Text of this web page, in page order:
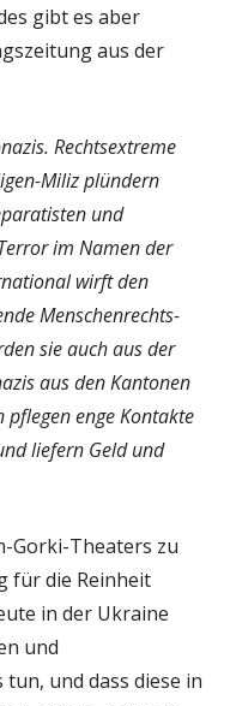
gibt es aber
aus der
Rechtsextreme
Miliz plündern
und
im Namen der
wirft den
Menschenrechts-
sie auch aus der
aus den Kantonen
pflegen enge Kontakte
liefern Geld und
Gorki-Theaters zu
für die Reinheit
in der Ukraine
und
und dass diese in